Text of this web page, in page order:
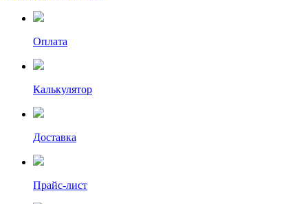
Оплата
Калькулятор
Доставка
Прайс-лист